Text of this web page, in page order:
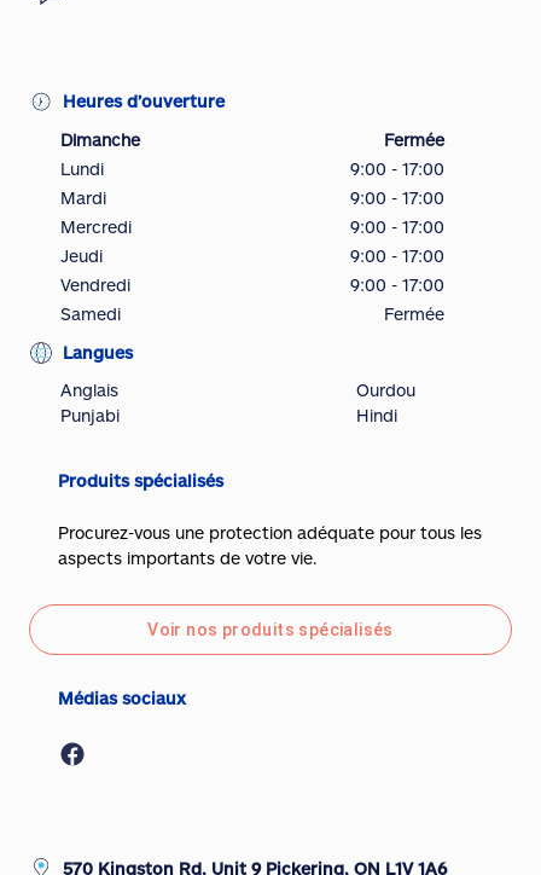
Heures d’ouverture
Dimanche
Fermée
Lundi
9:00 - 17:00
Mardi
9:00 - 17:00
Mercredi
9:00 - 17:00
Jeudi
9:00 - 17:00
Vendredi
9:00 - 17:00
Samedi
Fermée
Langues
Anglais
Punjabi
Ourdou
Hindi
Produits spécialisés
Procurez-vous une protection adéquate pour tous les
aspects importants de votre vie.
Voir nos produits spécialisés
Médias sociaux
570 Kingston Rd, Unit 9 Pickering, ON L1V 1A6